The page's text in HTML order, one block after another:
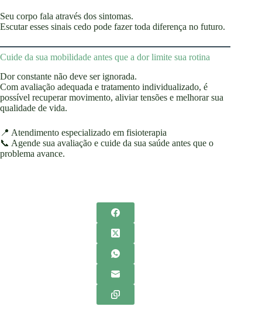
Seu corpo fala através dos sintomas.
Escutar esses sinais cedo pode fazer toda diferença no futuro.
Cuide da sua mobilidade antes que a dor limite sua rotina
Dor constante não deve ser ignorada.
Com avaliação adequada e tratamento individualizado, é
possível recuperar movimento, aliviar tensões e melhorar sua
qualidade de vida.
📍 Atendimento especializado em fisioterapia
📞 Agende sua avaliação e cuide da sua saúde antes que o
problema avance.